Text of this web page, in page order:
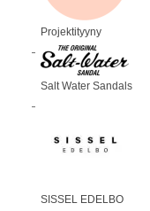
Projektityyny
Salt Water Sandals
SISSEL EDELBO